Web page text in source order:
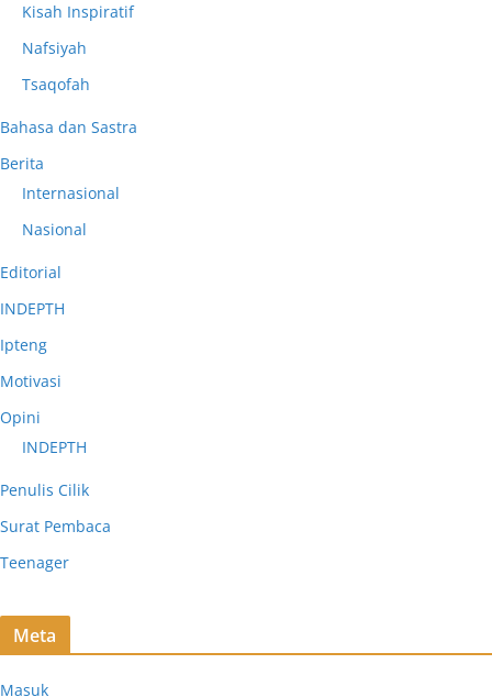
Kisah Inspiratif
Nafsiyah
Tsaqofah
Bahasa dan Sastra
Berita
Internasional
Nasional
Editorial
INDEPTH
Ipteng
Motivasi
Opini
INDEPTH
Penulis Cilik
Surat Pembaca
Teenager
Meta
Masuk